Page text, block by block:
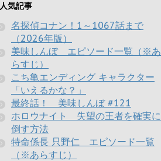
人気記事
名探偵コナン！1～1067話まで
（2026年版）
美味しんぼ エピソード一覧（※あ
らすじ）
こち亀エンディング キャラクター
「いえるかな？」
最終話！ 美味しんぼ #121
ホロウナイト 失望の王者を確実に
倒す方法
特命係長 只野仁 エピソード一覧
（※あらすじ）